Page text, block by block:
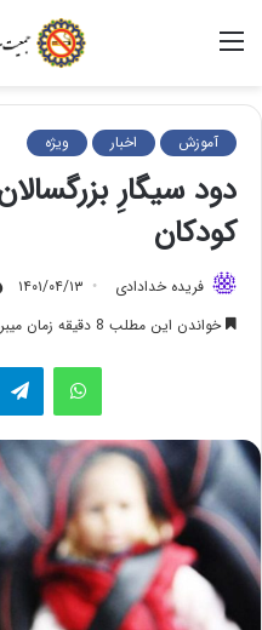
آموزش اخبار ویژه
دود سیگارِ
کودکان
فریده خدادادی ۱۴۰۱/۰۴/۱۳
خواندن این مطلب 8 دقیقه زمان میبرد
واتس آپ